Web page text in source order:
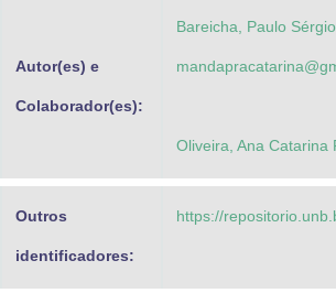
Autor(es) e
Colaborador(es):
Bareicha, Paulo
Oliveira, Ana Catarina
Outros
identificadores:
https://